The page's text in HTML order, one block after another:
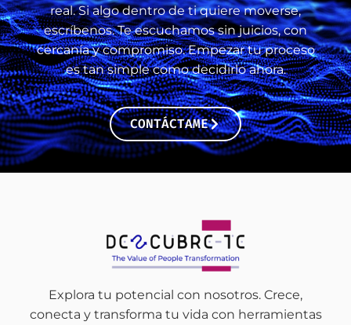
real. Si algo dentro de ti quiere moverse,
escríbenos. Te escuchamos sin juicios, con
cercanía y compromiso. Empezar tu proceso
es tan simple como decidirlo ahora.
CONTÁCTAME
Explora tu potencial con nosotros. Crece,
conecta y transforma tu vida con herramientas